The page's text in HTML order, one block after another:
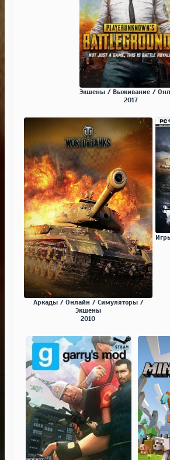
Экшены / Выживание /
2017
Аркады / Онлайн / Симуляторы /
Экшены
2010